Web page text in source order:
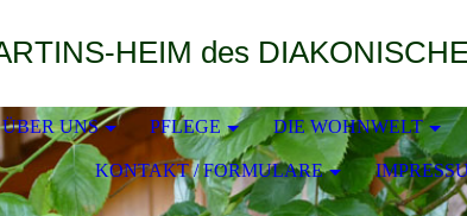
ÜBER UNS PFLEGE DIE WOHNWELT
KONTAKT / FORMULARE